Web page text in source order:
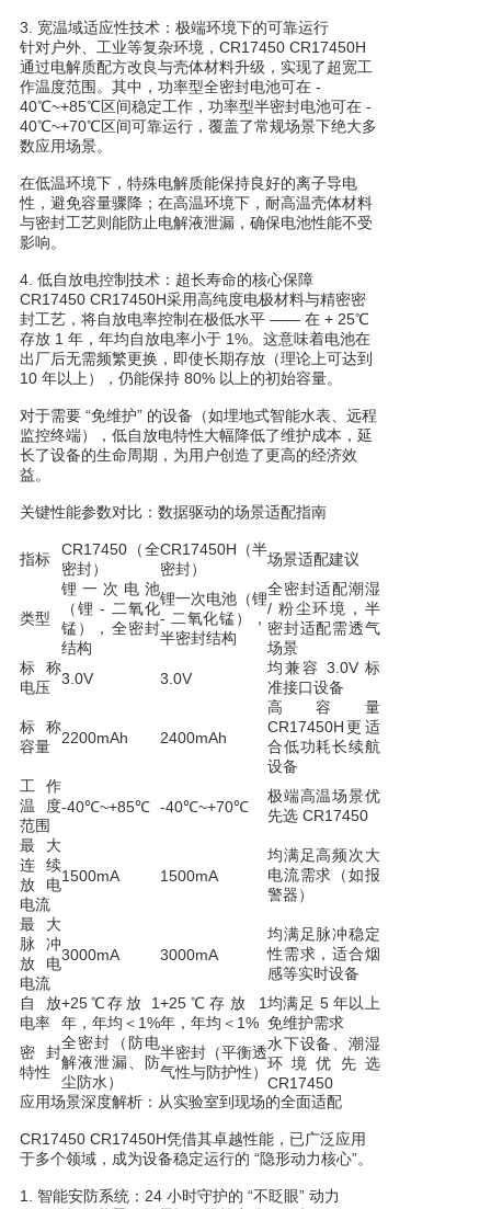
3. 宽温域适应性技术：极端环境下的可靠运行
针对户外、工业等复杂环境，CR17450 CR17450H
通过电解质配方改良与壳体材料升级，实现了超宽工
作温度范围。其中，功率型全密封电池可在 -
40℃~+85℃区间稳定工作，功率型半密封电池可在 -
40℃~+70℃区间可靠运行，覆盖了常规场景下绝大多
数应用场景。
在低温环境下，特殊电解质能保持良好的离子导电
性，避免容量骤降；在高温环境下，耐高温壳体材料
与密封工艺则能防止电解液泄漏，确保电池性能不受
影响。
4. 低自放电控制技术：超长寿命的核心保障
CR17450 CR17450H采用高纯度电极材料与精密密
封工艺，将自放电率控制在极低水平 —— 在 + 25℃
存放 1 年，年均自放电率小于 1%。这意味着电池在
出厂后无需频繁更换，即使长期存放（理论上可达到
10 年以上），仍能保持 80% 以上的初始容量。
对于需要 “免维护” 的设备（如埋地式智能水表、远程
监控终端），低自放电特性大幅降低了维护成本，延
长了设备的生命周期，为用户创造了更高的经济效
益。
关键性能参数对比：数据驱动的场景适配指南
指标
CR17450（全
密封）
CR17450H（半
密封）
场景适配建议
类型
锂一次电池
（锂 - 二氧化
锰），全密封
结构
锂一次电池（锂
- 二氧化锰），
半密封结构
全密封适配潮湿
/ 粉尘环境，半
密封适配需透气
场景
标称
电压
3.0V 3.0V
均兼容 3.0V 标
准接口设备
标称
容量
2200mAh 2400mAh
高容量
CR17450H更适
合低功耗长续航
设备
工作
温度
范围
-40℃~+85℃ -40℃~+70℃
极端高温场景优
先选 CR17450
最大
连续
放电
电流
1500mA 1500mA
均满足高频次大
电流需求（如报
警器）
最大
脉冲
放电
电流
3000mA 3000mA
均满足脉冲稳定
性需求，适合烟
感等实时设备
自放
电率
+25℃存放 1
年，年均＜1%
+25℃存放 1
年，年均＜1%
均满足 5 年以上
免维护需求
密封
特性
全密封（防电
解液泄漏、防
尘防水）
半密封（平衡透
气性与防护性）
水下设备、潮湿
环境优先选
CR17450
应用场景深度解析：从实验室到现场的全面适配
CR17450 CR17450H凭借其卓越性能，已广泛应用
于多个领域，成为设备稳定运行的 “隐形动力核心”。
1. 智能安防系统：24 小时守护的 “不眨眼” 动力